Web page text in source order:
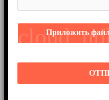
Приложить